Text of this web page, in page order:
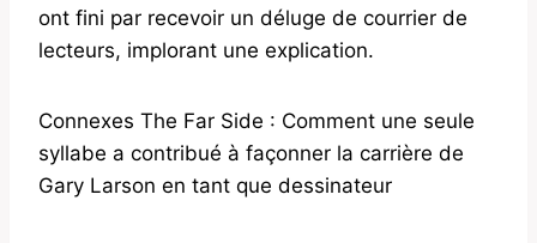
ont fini par recevoir un déluge de courrier de
lecteurs, implorant une explication.
Connexes The Far Side : Comment une seule
syllabe a contribué à façonner la carrière de
Gary Larson en tant que dessinateur